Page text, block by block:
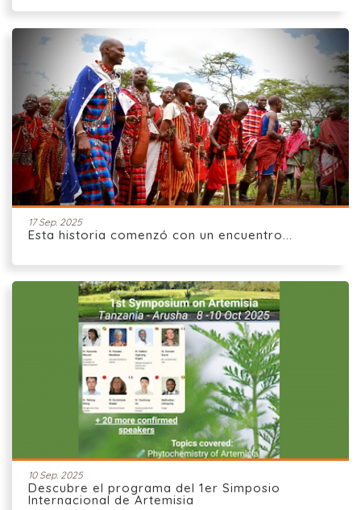
17 Sep. 2025
Esta historia comenzó con un encuentro...
10 Sep. 2025
Descubre el programa del 1er Simposio
Internacional de Artemisia